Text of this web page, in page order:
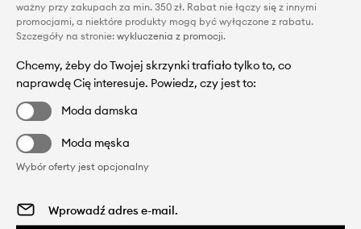
ważny przy zakupach za min. 350 zł. Rabat nie łączy się z innymi
promocjami, a niektóre produkty mogą być wyłączone z rabatu.
Szczegóły na stronie: wykluczenia z promocji.
Chcemy, żeby do Twojej skrzynki trafiało tylko to, co
naprawdę Cię interesuje. Powiedz, czy jest to:
Moda damska
Moda męska
Wybór oferty jest opcjonalny